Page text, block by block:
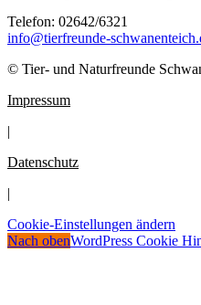
Telefon: 02642/6321
info@tierfreunde-
© Tier- und Naturfreunde
Impressum
|
Datenschutz
|
Cookie-Einstellungen ändern
Nach obenWordPress Cookie